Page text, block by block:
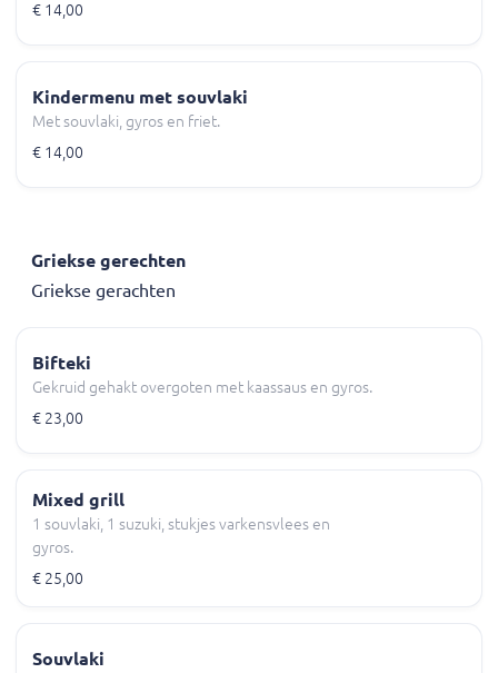
€ 14,00
Kindermenu met souvlaki
Met souvlaki, gyros en friet.
€ 14,00
Griekse gerechten
Griekse gerachten
Bifteki
Gekruid gehakt overgoten met kaassaus en gyros.
€ 23,00
Mixed grill
1 souvlaki, 1 suzuki, stukjes varkensvlees en
gyros.
€ 25,00
Souvlaki